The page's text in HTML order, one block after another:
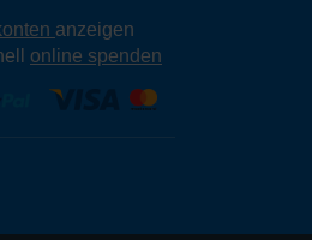
anzeigen
online spenden